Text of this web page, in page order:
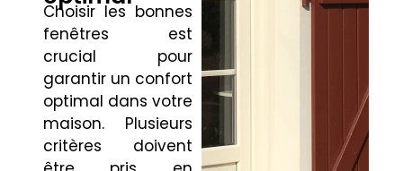
Choisir les bonnes
fenêtres est
crucial pour
garantir un confort
optimal dans votre
maison. Plusieurs
critères doivent